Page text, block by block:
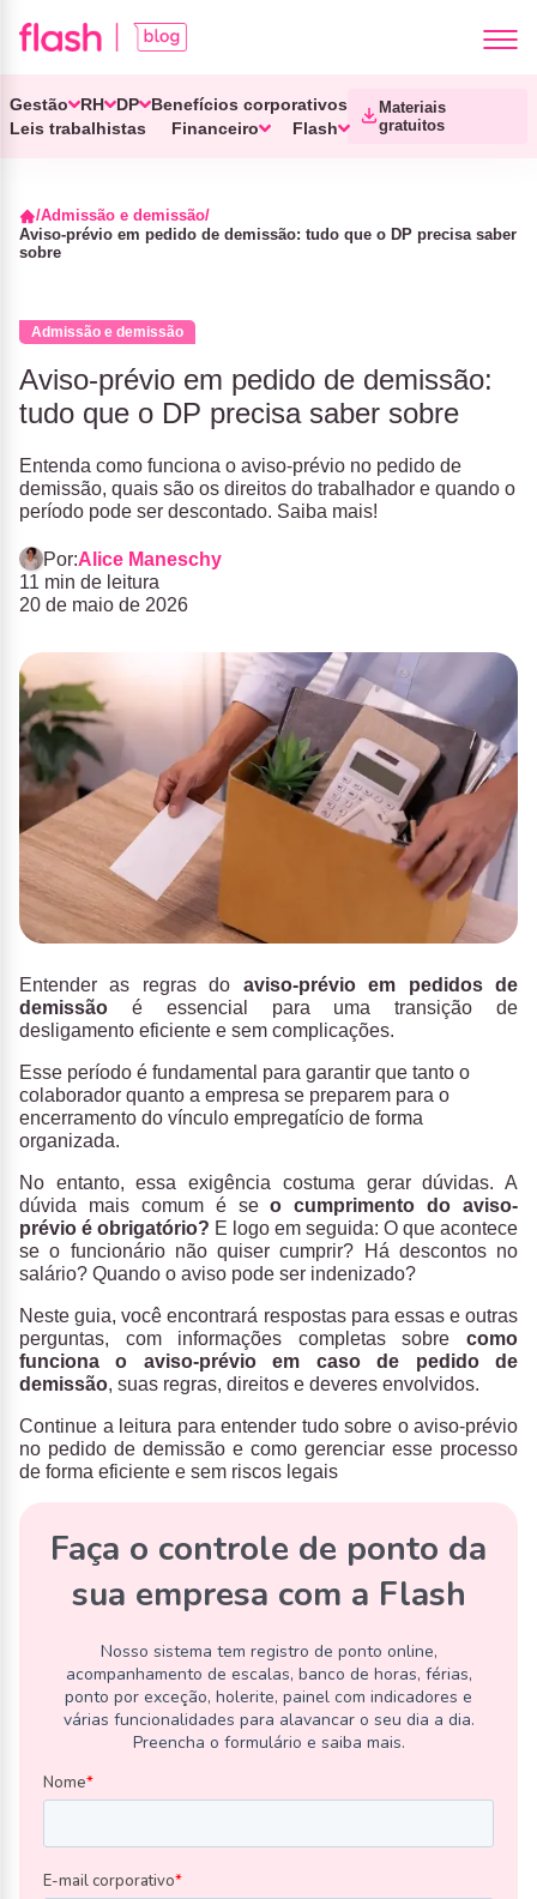
Gestão RH DP
Benefícios corporativos
Leis trabalhistas
Financeiro Flash
Materiais
gratuitos
Admissão e demissão
Aviso-prévio em pedido de demissão: tudo que o DP precisa saber
sobre
Admissão e demissão
Aviso-prévio em pedido de demissão:
tudo que o DP precisa saber sobre
Entenda como funciona o aviso-prévio no pedido de
demissão, quais são os direitos do trabalhador e quando o
período pode ser descontado. Saiba mais!
Por:Alice Maneschy
11 min de leitura
20 de maio de 2026
Entender as regras do aviso-prévio em pedidos de
demissão é essencial para uma transição de
desligamento eficiente e sem complicações.
Esse período é fundamental para garantir que tanto o
colaborador quanto a empresa se preparem para o
encerramento do vínculo empregatício de forma
organizada.
No entanto, essa exigência costuma gerar dúvidas. A
dúvida mais comum é seo cumprimento do aviso-
prévio é obrigatório? E logo em seguida: O que acontece
se o funcionário não quiser cumprir? Há descontos no
salário? Quando o aviso pode ser indenizado?
Neste guia, você encontrará respostas para essas e outras
perguntas, com informações completas sobre como
funciona o aviso-prévio em caso de pedido de
demissão, suas regras, direitos e deveres envolvidos.
Continue a leitura para entender tudo sobre o aviso-prévio
no pedido de demissão e como gerenciar esse processo
de forma eficiente e sem riscos legais